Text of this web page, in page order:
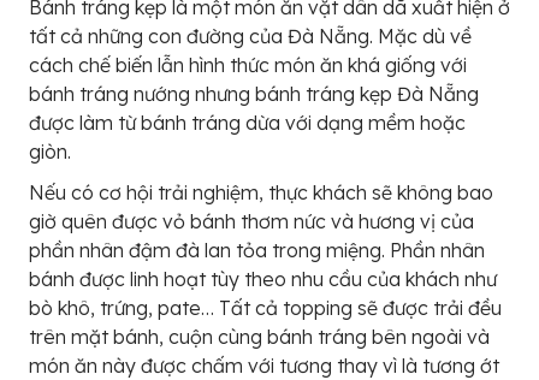
Bánh tráng kẹp là một món ăn vặt dân dã xuất hiện ở
tất cả những con đường của Đà Nẵng. Mặc dù về
cách chế biến lẫn hình thức món ăn khá giống với
bánh tráng nướng nhưng bánh tráng kẹp Đà Nẵng
được làm từ bánh tráng dừa với dạng mềm hoặc
giòn.
Nếu có cơ hội trải nghiệm, thực khách sẽ không bao
giờ quên được vỏ bánh thơm nức và hương vị của
phần nhân đậm đà lan tỏa trong miệng. Phần nhân
bánh được linh hoạt tùy theo nhu cầu của khách như
bò khô, trứng, pate… Tất cả topping sẽ được trải đều
trên mặt bánh, cuộn cùng bánh tráng bên ngoài và
món ăn này được chấm với tương thay vì là tương ớt